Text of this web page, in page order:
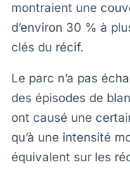
montraient une
d’environ 30 % à
clés du récif.
Le parc n’a pas
des épisodes de
ont causé une
qu’à une intensité
équivalent sur les